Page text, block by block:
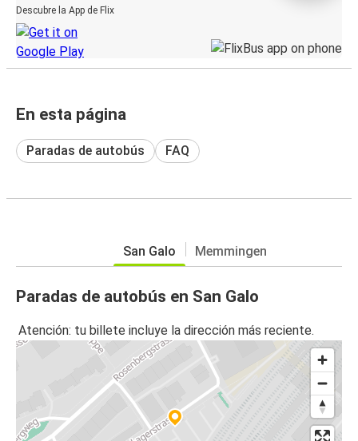
Descubre la App de Flix
En esta página
Paradas de autobús FAQ
San Galo Memmingen
Paradas de autobús en San Galo
Atención: tu billete incluye la dirección más reciente.